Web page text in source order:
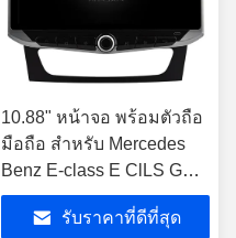
10.88" หน้าจอ พร้อมตัวถือ
มือถือ สําหรับ Mercedes
Benz E-class E ClLS G
CLass W211 E200 CASS
W463 2002-2010
รับราคาที่ดีที่สุด